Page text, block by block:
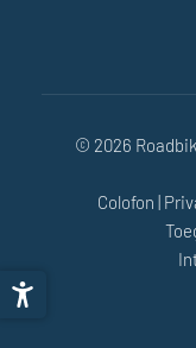
© 2026
Colofon |